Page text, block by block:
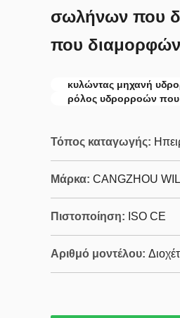
σωλήνων που
που
κυλώντας μηχανή
ρόλος υδρορροών που
Τόπος καταγωγής:
Μάρκα: CANGZHOU
Πιστοποίηση: ISO CE
Αριθμό μοντέλου: